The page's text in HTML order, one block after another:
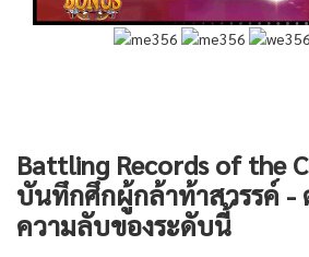
Battling Records of the
บันทึกศึกผู้กล้าท้าสวรรค์ -
ความลับของระดับนี้